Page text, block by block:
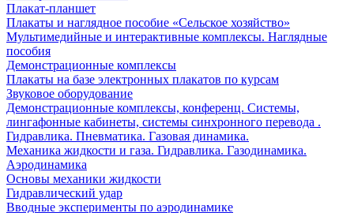
Плакат-планшет
Плакаты и наглядное пособие «Сельское хозяйство»
Мультимедийные и интерактивные комплексы. Наглядные
пособия
Демонстрационные комплексы
Плакаты на базе электронных плакатов по курсам
Звуковое оборудование
Демонстрационные комплексы, конференц. Системы,
лингафонные кабинеты, системы синхронного перевода .
Гидравлика. Пневматика. Газовая динамика.
Механика жидкости и газа. Гидравлика. Газодинамика.
Аэродинамика
Основы механики жидкости
Гидравлический удар
Вводные эксперименты по аэродинамике